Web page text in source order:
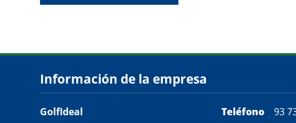
Información de la empresa
GolfIdeal
Teléfono
93